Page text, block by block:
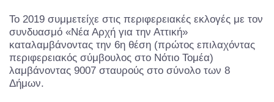
Το 2019 συμμετείχε στις περιφερειακές εκλογές με τον
συνδυασμό «Νέα Αρχή για την Αττική»
καταλαμβάνοντας την 6η θέση (πρώτος επιλαχόντας
περιφερειακός σύμβουλος στο Νότιο Τομέα)
λαμβάνοντας 9007 σταυρούς στο σύνολο των 8
Δήμων.